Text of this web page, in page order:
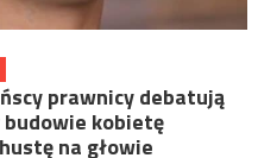
prawnicy debatują
kobietę
na głowie